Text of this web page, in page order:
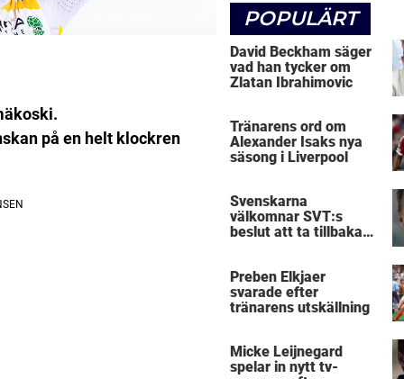
på en helt klockren
POPULÄRT
David Beckham säger
vad han tycker om
Zlatan Ibrahimovic
Tränarens ord om
Alexander Isaks nya
säsong i Liverpool
Svenskarna
välkomnar SVT:s
beslut att ta tillbaka
Preben Elkjaer
svarade efter
tränarens utskällning
Micke Leijnegard
spelar in nytt tv-